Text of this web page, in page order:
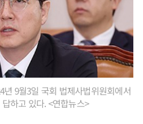
년 9월3일 국회 법제사법위원회에서
하고 있다. <연합뉴스>